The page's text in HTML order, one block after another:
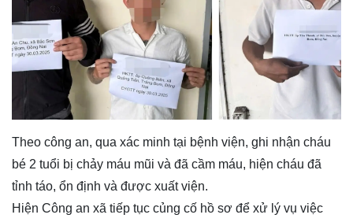
Theo công an, qua xác minh tại bệnh viện, ghi nhận cháu
bé 2 tuổi bị chảy máu mũi và đã cầm máu, hiện cháu đã
tỉnh táo, ổn định và được xuất viện.
Hiện Công an xã tiếp tục củng cố hồ sơ để xử lý vụ việc